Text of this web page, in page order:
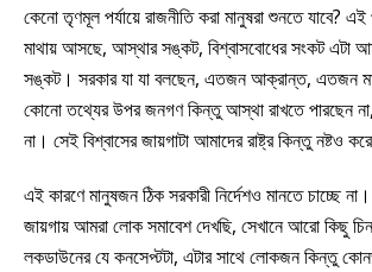
কেনো তৃণমূল পর্যায়ে রাজনীতি করা মানুষরা শুনতে যাবে?
মাথায় আসছে, আস্থার সঙ্কট, বিশ্বাসবোধের সংকট এটা
সঙ্কট। সরকার যা যা বলছেন, এতজন আক্রান্ত, এতজন
কোনো তথ্যের উপর জনগণ কিন্তু আস্থা রাখতে পারছেন না,
না। সেই বিশ্বাসের জায়গাটা আমাদের রাষ্ট্র কিন্তু নষ্টও
এই কারণে মানুষজন ঠিক সরকারী নির্দেশও মানতে চাচ্ছে
জায়গায় আমরা লোক সমাবেশ দেখছি, সেখানে আরো কিছু
লকডাউনের যে কনসেপ্টটা, এটার সাথে লোকজন কিন্তু